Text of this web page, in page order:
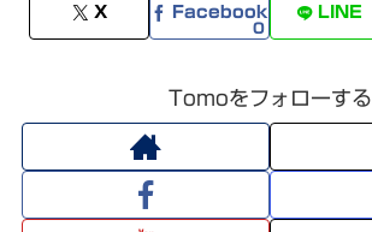
X Facebook
0
LINE
Tomoをフォローする